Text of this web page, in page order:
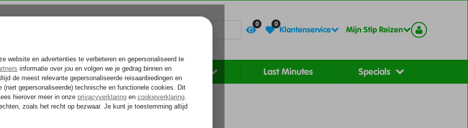
0 0
Klantenservice Mijn Stip Reizen
Rondreizen Zonvakantie Last Minutes Specials
Voelt als thuiskomen...